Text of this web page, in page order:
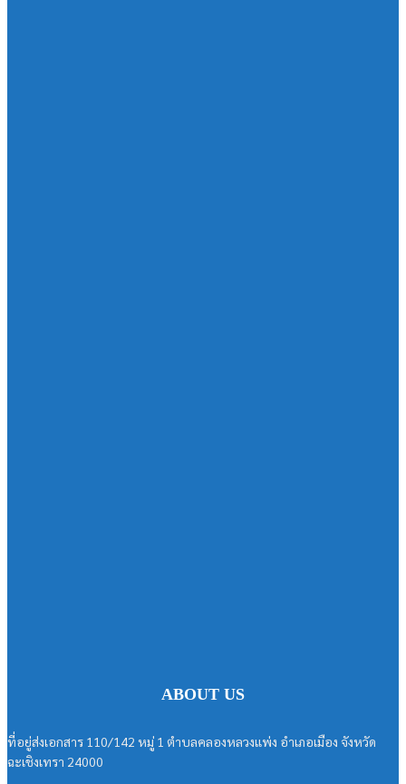
ABOUT US
ที่อยู่ส่งเอกสาร 110/142 หมู่ 1 ตำบลคลองหลวงแพ่ง อำเภอเมือง จังหวัด
ฉะเชิงเทรา 24000